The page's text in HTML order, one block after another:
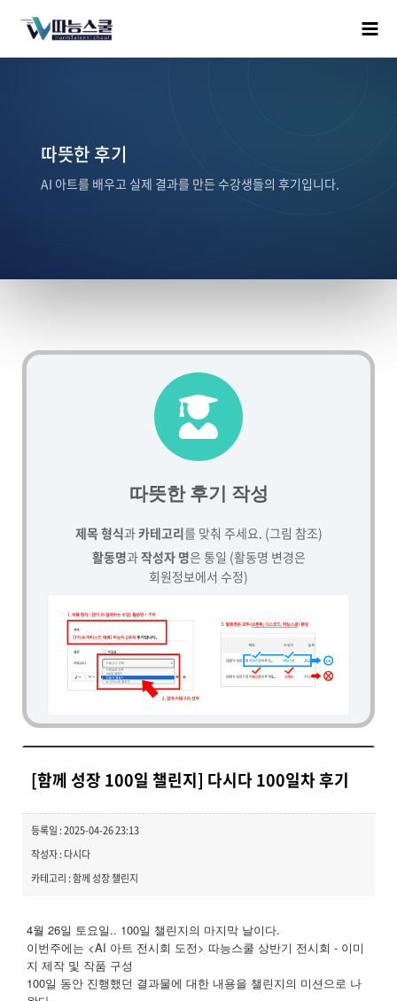
따뜻한 후기
AI 아트를 배우고 실제 결과를 만든 수강생들의 후기입니다.
따뜻한 후기 작성
제목 형식과카테고리를 맞춰 주세요. (그림 참조)
활동명과작성자 명은 통일 (활동명 변경은
회원정보에서 수정)
[함께 성장 100일 챌린지] 다시다 100일차 후기
등록일 : 2025-04-26 23:13
작성자 : 다시다
카테고리 : 함께 성장 챌린지
4월 26일 토요일.. 100일 챌린지의 마지막 날이다.
이번주에는 <AI 아트 전시회 도전> 따능스쿨 상반기 전시회 - 이미
지 제작 및 작품 구성
100일 동안 진행했던 결과물에 대한 내용을 챌린지의 미션으로 나